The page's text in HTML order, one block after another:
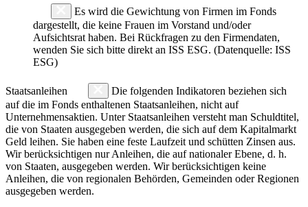
Es wird die Gewichtung von Firmen im Fonds
dargestellt, die keine Frauen im Vorstand und/oder
Aufsichtsrat haben. Bei Rückfragen zu den Firmendaten,
wenden Sie sich bitte direkt an ISS ESG. (Datenquelle: ISS
ESG)
Staatsanleihen
Die folgenden Indikatoren beziehen sich
auf die im Fonds enthaltenen Staatsanleihen, nicht auf
Unternehmensaktien. Unter Staatsanleihen versteht man Schuldtitel,
die von Staaten ausgegeben werden, die sich auf dem Kapitalmarkt
Geld leihen. Sie haben eine feste Laufzeit und schütten Zinsen aus.
Wir berücksichtigen nur Anleihen, die auf nationaler Ebene, d. h.
von Staaten, ausgegeben werden. Wir berücksichtigen keine
Anleihen, die von regionalen Behörden, Gemeinden oder Regionen
ausgegeben werden.